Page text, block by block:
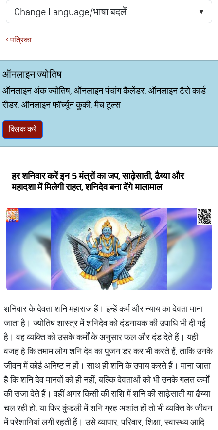
पत्रिका
ऑनलाइन ज्योतिष
ऑनलाइन अंक ज्योतिष, ऑनलाइन पंचांग कैलेंडर, ऑनलाइन टैरो कार्ड
रीडर, ऑनलाइन फॉर्च्यून कुकी, मैच टूल्स
क्लिक करें
हर शनिवार करें इन 5 मंत्रों का जप, साढ़ेसाती, ढैय्या और
महादशा में मिलेगी राहत, शनिदेव बना देंगे मालामाल
शनिवार के देवता शनि महाराज हैं। इन्हें कर्म और न्याय का देवता माना
जाता है। ज्योतिष शास्त्र में शनिदेव को दंडनायक की उपाधि भी दी गई
है। वह व्यक्ति को उसके कर्मों के अनुसार फल और दंड देते हैं। यही
वजह है कि तमाम लोग शनि देव का पूजन डर कर भी करते हैं, ताकि उनके
जीवन में कोई अनिष्ट न हों। साथ ही शनि के उपाय करते हैं। माना जाता
है कि शनि देव मानवों को ही नहीं, बल्कि देवताओं को भी उनके गलत कर्मों
की सजा देते हैं। वहीं अगर किसी की राशि में शनि की साढ़ेसाती या ढैय्या
चल रही हो, या फिर कुंडली में शनि ग्रह अशांत हों तो भी व्यक्ति के जीवन
में परेशानियां लगी रहती हैं। उसे व्यापार, परिवार, शिक्षा, स्वास्थ्य आदि